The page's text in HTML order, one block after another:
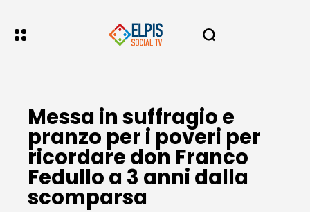
Messa in suffragio e
pranzo per i poveri per
ricordare don Franco
Fedullo a 3 anni dalla
scomparsa